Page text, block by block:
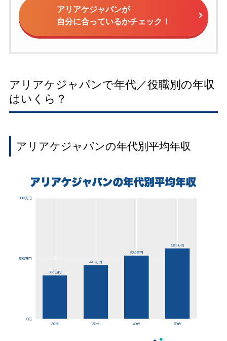
アリアケジャパンが
自分に合っているかチェック！
アリアケジャパンで年代／役職別の年収
はいくら？
アリアケジャパンの年代別平均年収